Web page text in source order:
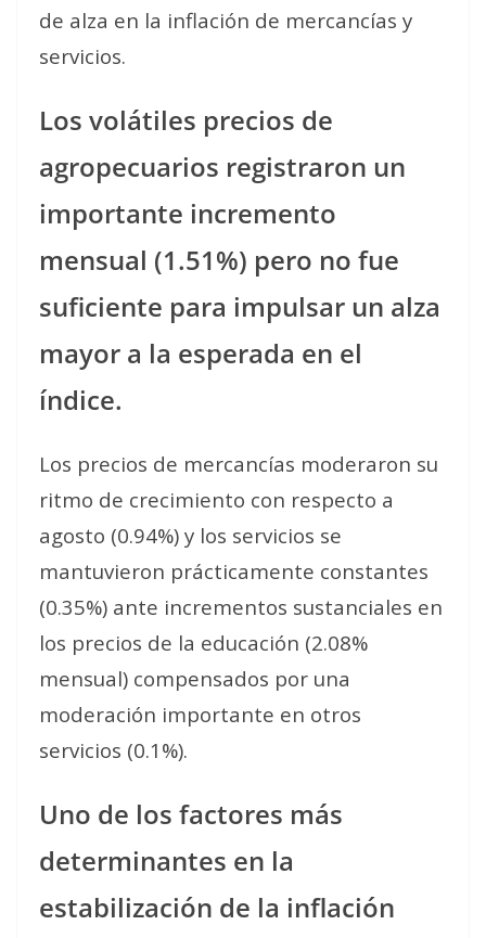
de alza en la inflación de mercancías y
servicios.
Los volátiles precios de
agropecuarios registraron un
importante incremento
mensual (1.51%) pero no fue
suficiente para impulsar un alza
mayor a la esperada en el
índice.
Los precios de mercancías moderaron su
ritmo de crecimiento con respecto a
agosto (0.94%) y los servicios se
mantuvieron prácticamente constantes
(0.35%) ante incrementos sustanciales en
los precios de la educación (2.08%
mensual) compensados por una
moderación importante en otros
servicios (0.1%).
Uno de los factores más
determinantes en la
estabilización de la inflación